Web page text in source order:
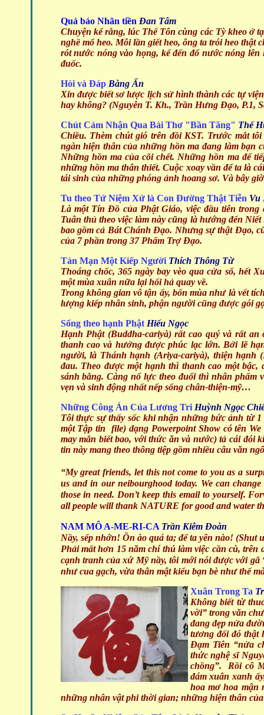
Quả báo Nhãn tiền Đan Tâm
Chuyện kể rằng, lúc Thế Tôn cùng các Tỳ kheo ở
nghề mổ heo. Mỗi lần giết heo, ông ta trói heo thật
rót nước nóng vào họng, kế đến đổ nước nóng
đuốc.
Hỏi và Đáp Bàng Ẩn
Xin được biết sơ lược lịch sử hình thành các tự
hay không? (Nguyễn T. Kh., Trần Hưng Đạo, P.1,
Chút Cảm Nhận Qua Bài Thơ "Bần Tăng" Thế
Chiều. Thèm chút gió trên đồi KST. Trước mắt
ngàn hiện thân của những hồn ma đang làm bạn
Những hồn ma của cõi chết. Những hồn ma để
những hồn ma thân thiết. Cuộc xoay vần để ta là
tái sinh của những phóng ảnh hoang sơ. Và bây
Tu theo Tứ Niệm Xứ là Con Đường Thật Tiễn Vu
Là một Tín Đồ của Phật Giáo, việc đầu tiên
Tuân thủ theo việc làm này cũng là hướng đến
bao gồm cả Bát Chánh Đạo. Nhưng sự thật Đạo,
của 7 phần trong 37 Phẩm Trợ Đạo.
Tản Mạn Một Kiếp Người Thích Thông Từ
Thoáng chốc, 365 ngày bay vèo qua cửa sổ, hết
một mùa xuân nữa lại hối hả quay về.
Trong không gian vô tận ấy, bốn mùa như là vết
lượng kiếp nhân sinh, phận người cũng được gói
Sống theo hạnh Phật Hiếu Ngọc
Hạnh Phật (Buddha-cariyà) rất cao quý và rất
thanh cao và hưởng được phúc lạc lớn. Bởi lẽ
người, là Thánh hạnh (Ariya-cariyà), thiện hạnh
đau. Theo được một hạnh thì thanh cao một
sánh bằng. Càng nổ lực theo đuổi thì nhân
vẹn và sinh động nhất nếp sống chân-thiện-mỹ…
Những Công Án Của Lương Tri Huỳnh Ngọc
Tôi thực sự thấy sốc khi nhận những bức ảnh từ
một Tập tin file) dạng Powerpoint Show có tên
may mắn biết bao, với thức ăn và nước) tả cái đói
tin này mang theo thông tiệp gồm nhiều câu văn
“My great friends, let this not come to you as a
us and in our neibourghood today. We can
those in need. Don’t keep this email to yourself.
all people will thank NATURE for good and water
NAM MÔ A-ME-RI-CA Trần Kiêm Đoàn
Nầy, sếp nhớn! Ồn ào quá ta; để ta yên nào! (Shut
Phải mất hơn 15 năm chí thú làm việc cần cù,
cạnh tranh của xứ Mỹ nầy, tôi mới nói được với gã
như cua gạch, vừa thân mật kiểu bạn bè như thế
Xuân Trong Ta
Không biết từ
vời” trong văn
đang đẹp nửa
tương đối đó thật
Đạm Tiên “nửa
thức nghệ sĩ
chồng”. Rồi cô
đám xuân xanh
hoa mơ hoa mận
những nhân vật phi thời gian; những hiện thân của